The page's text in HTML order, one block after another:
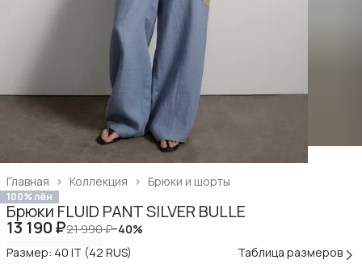
Брюки и шорты
Коллекция ›
Главная ›
100% лён
Брюки FLUID PANT SILVER BULLE
13 190 ₽21 990 ₽−40%
Размер: 40 IT (42 RUS)
Таблица размеров